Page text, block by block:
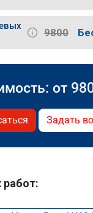
9800
от
Задать